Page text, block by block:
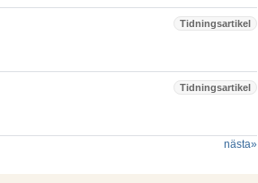
Tidningsartikel
Tidningsartikel
nästa»